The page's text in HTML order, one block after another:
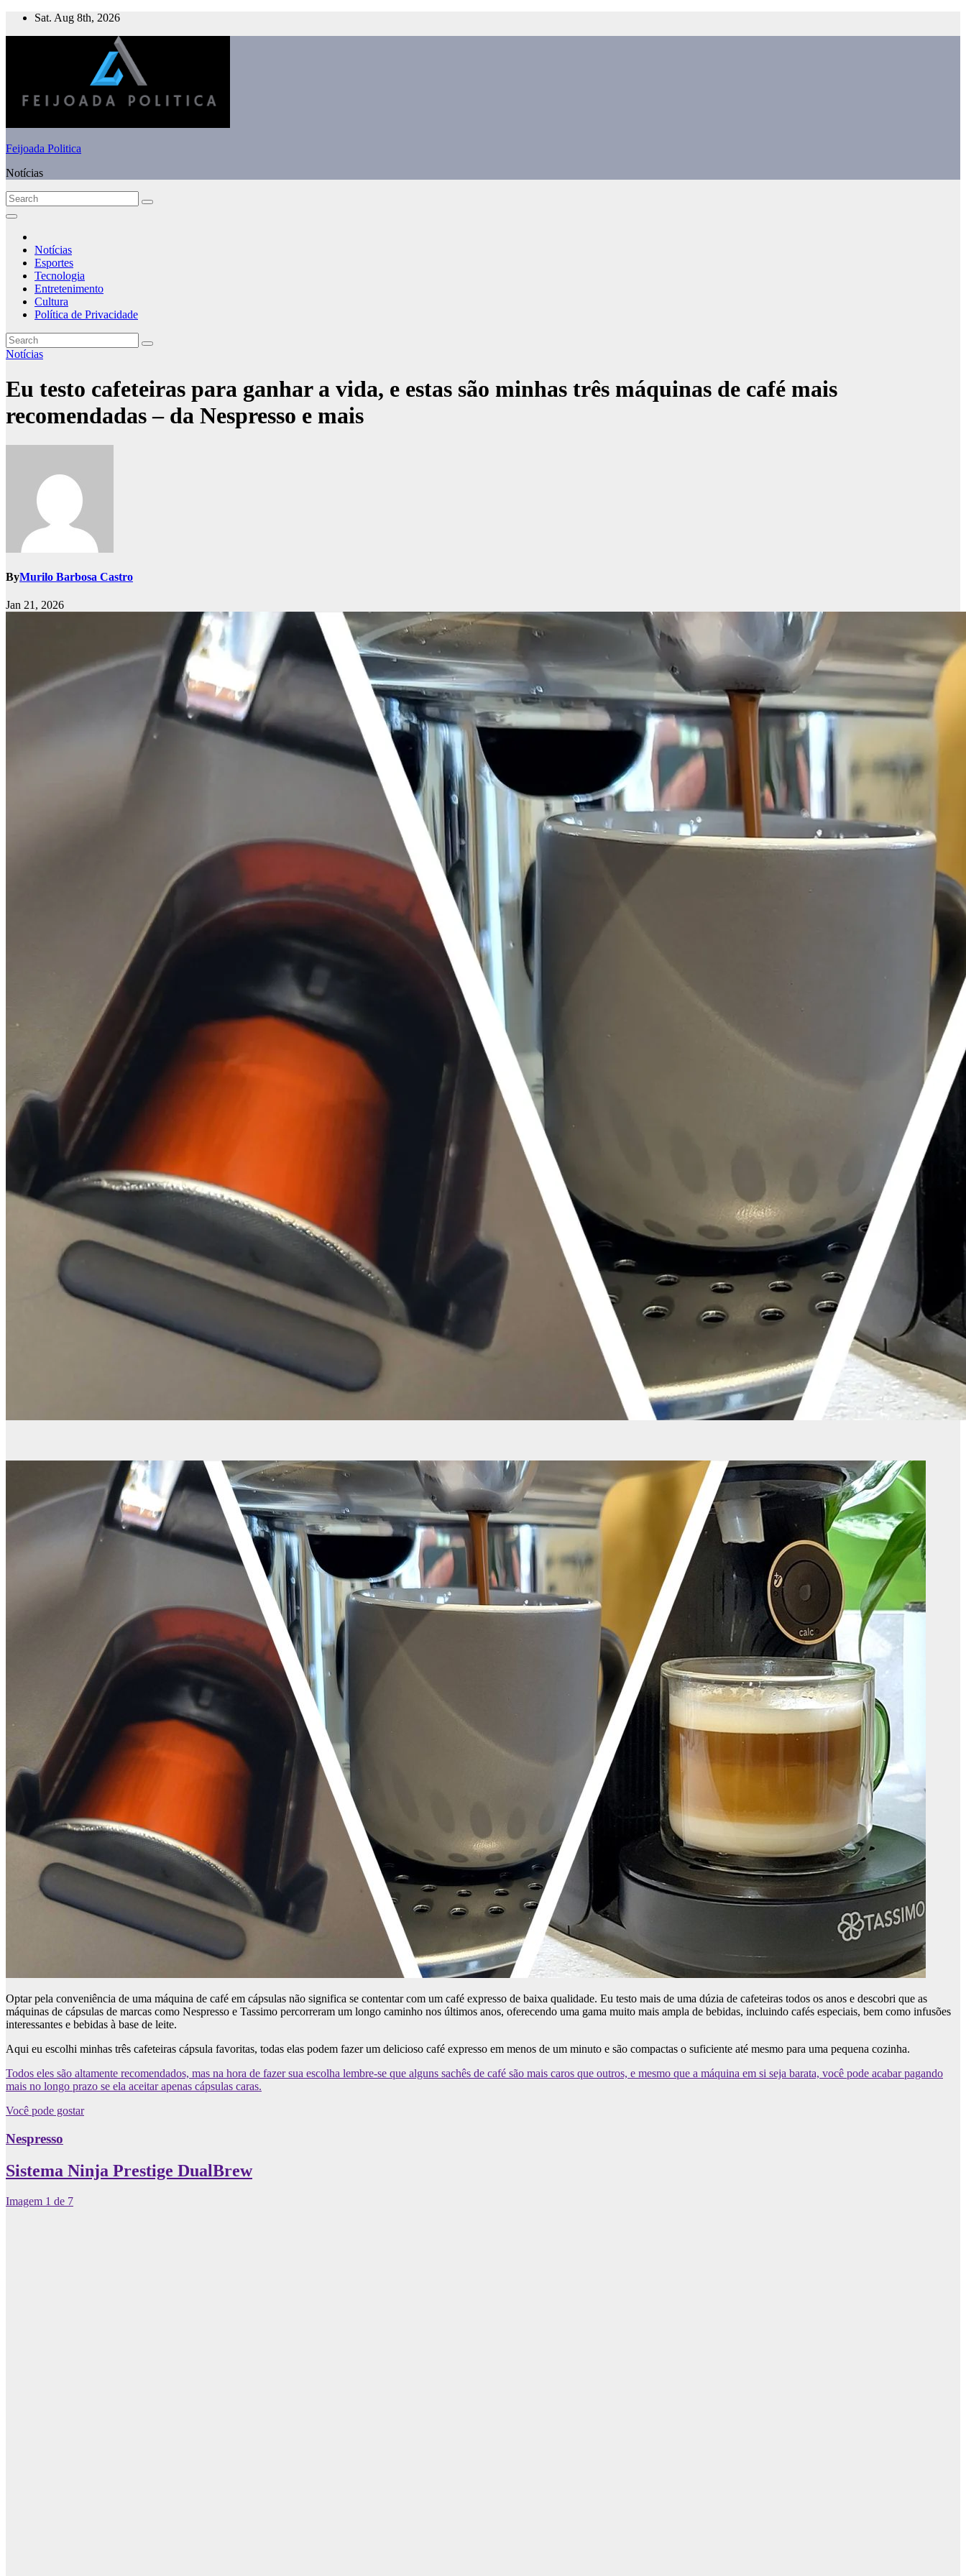
Skip
Sat. Aug 8th, 2026
Feijoada Politica
Notícias
Notícias
Esportes
Tecnologia
Entretenimento
Cultura
Política de Privacidade
Notícias
Eu testo cafeteiras para ganhar a vida, e estas são minhas três máquinas de café mais
recomendadas – da Nespresso e mais
ByMurilo Barbosa Castro
Jan 21, 2026
Optar pela conveniência de uma máquina de café em cápsulas não significa se contentar com um café expresso de baixa qualidade. Eu testo mais de uma dúzia de cafeteiras todos os anos e descobri que as
máquinas de cápsulas de marcas como Nespresso e Tassimo percorreram um longo caminho nos últimos anos, oferecendo uma gama muito mais ampla de bebidas, incluindo cafés especiais, bem como infusões
interessantes e bebidas à base de leite.
Aqui eu escolhi minhas três cafeteiras cápsula favoritas, todas elas podem fazer um delicioso café expresso em menos de um minuto e são compactas o suficiente até mesmo para uma pequena cozinha.
Todos eles são altamente recomendados, mas na hora de fazer sua escolha lembre-se que alguns sachês de café são mais caros que outros, e mesmo que a máquina em si seja barata, você pode acabar pagando
mais no longo prazo se ela aceitar apenas cápsulas caras.
Você pode gostar
Nespresso
Sistema Ninja Prestige DualBrew
Imagem 1 de 7